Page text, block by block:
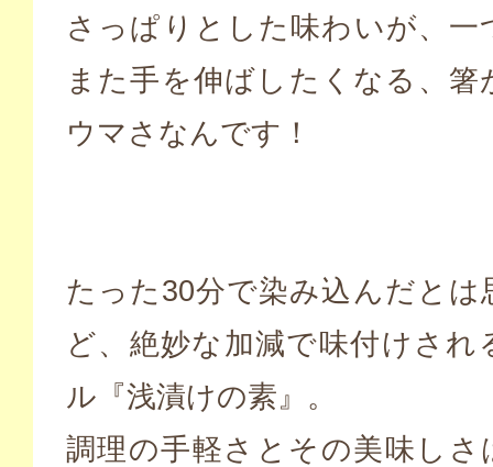
さっぱりとした味わいが、一
また手を伸ばしたくなる、箸
ウマさなんです！
たった30分で染み込んだとは
ど、絶妙な加減で味付けされ
ル『浅漬けの素』。
調理の手軽さとその美味しさ